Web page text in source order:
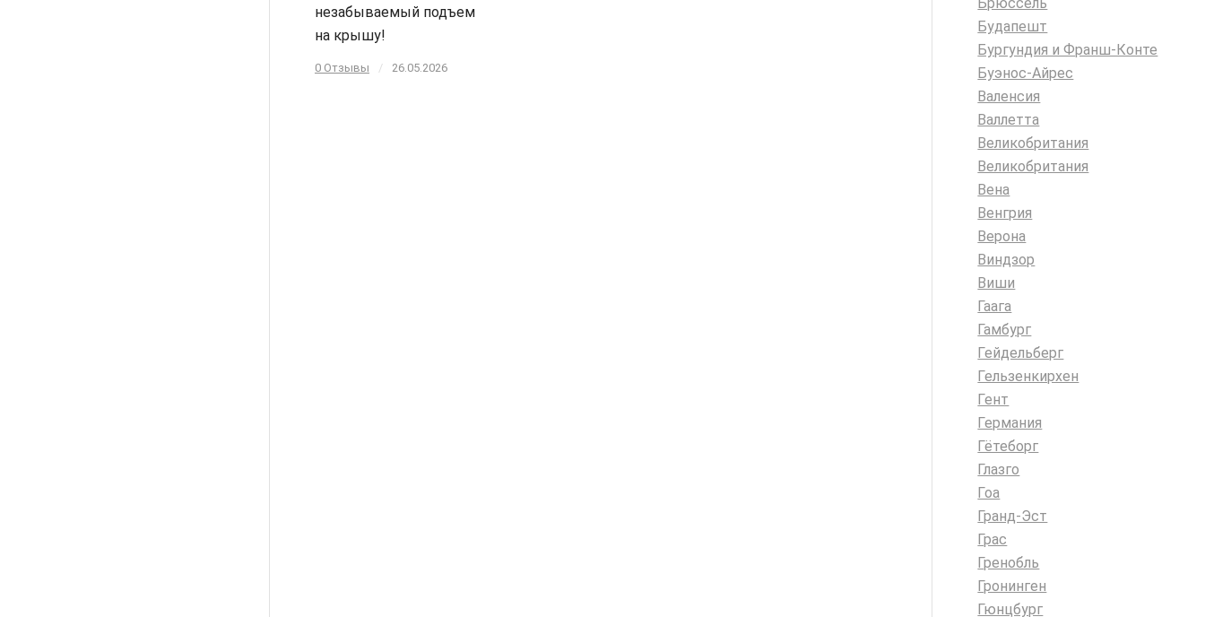
незабываемый подъем
на крышу!
0 Отзывы / 26.05.2026
Будапешт
Бургундия и Франш-Конте
Буэнос-Айрес
Валенсия
Валлетта
Великобритания
Великобритания
Вена
Венгрия
Верона
Виндзор
Виши
Гаага
Гамбург
Гейдельберг
Гельзенкирхен
Гент
Германия
Гётеборг
Глазго
Гоа
Гранд-Эст
Грас
Гренобль
Гронинген
Гюнцбург